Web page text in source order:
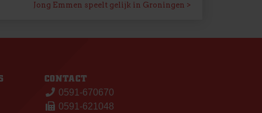
Jong Emmen speelt gelijk in Groningen
CONTACT
0591-670670
0591-621048